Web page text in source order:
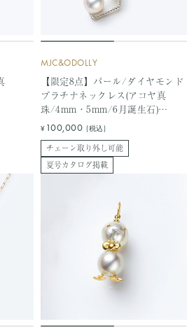
チェーン取り外し可能
夏号カタログ掲載
MJC&ODOLLY
【限定8点】パール/ダイヤモンド
プラチナネックレス(アコヤ真
珠/4mm・5mm/6月誕生石)
《26H00206》
セ
ー
ル
価
¥ 100,000 (税込)